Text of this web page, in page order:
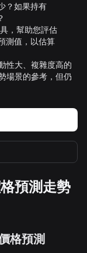
？如果持有
，幫助您評估
測值，以估算
性大、複雜度高的
場景的參考，但仍
預測走勢
格預測